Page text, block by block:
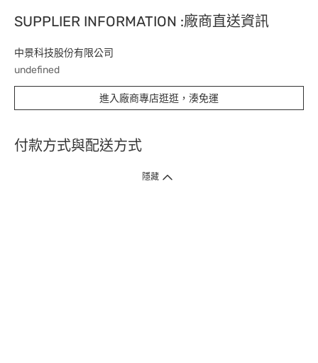
SUPPLIER INFORMATION :廠商直送資訊
中景科技股份有限公司
undefined
進入廠商專店逛逛，湊免運
付款方式與配送方式
隱藏